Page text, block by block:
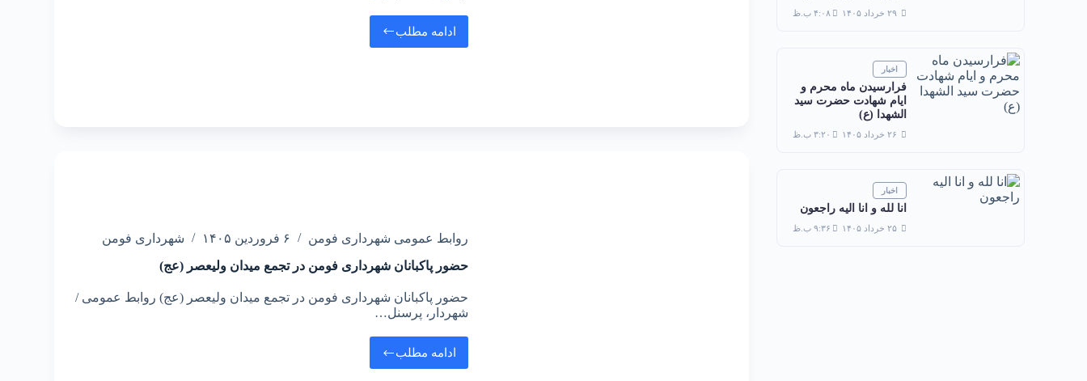
ادامه مطلب
روابط عمومی شهرداری فومن ۶ فروردین ۱۴۰۵
شهرداری فومن
حضور پاکبانان شهرداری فومن در تجمع میدان ولیعصر (عج)
حضور پاکبانان شهرداری فومن در تجمع میدان ولیعصر (عج) روابط عمومی /
شهردار، پرسنل…
ادامه مطلب
۲۹ خرداد ۱۴۰۵ ۴:۰۸ ب.ظ
اخبار
فرارسیدن ماه محرم و
ایام شهادت حضرت سید
الشهدا (ع)
۲۶ خرداد ۱۴۰۵ ۳:۲۰ ب.ظ
اخبار
انا لله و انا الیه راجعون
۲۵ خرداد ۱۴۰۵ ۹:۳۶ ب.ظ